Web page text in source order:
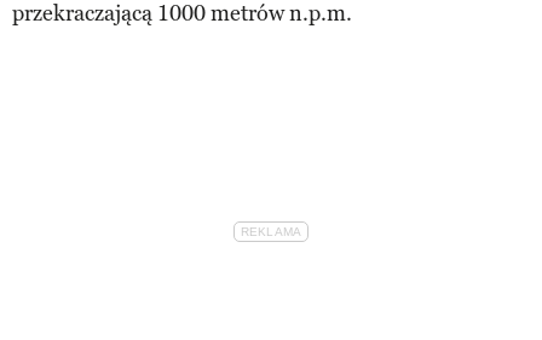
przekraczającą 1000 metrów n.p.m.